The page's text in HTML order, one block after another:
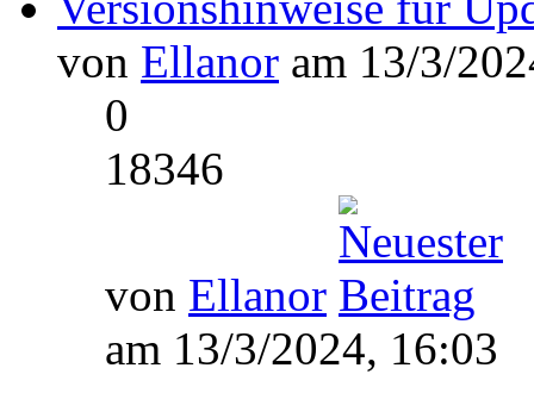
von Ellanor am 13/3/
0
18346
von Ellanor
am 13/3/2024, 16:03